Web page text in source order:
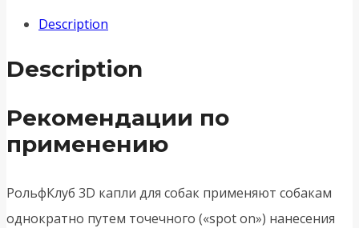
Description
Description
Рекомендации по
применению
РольфКлуб 3D капли для собак применяют собакам
однократно путем точечного («spot on») нанесения